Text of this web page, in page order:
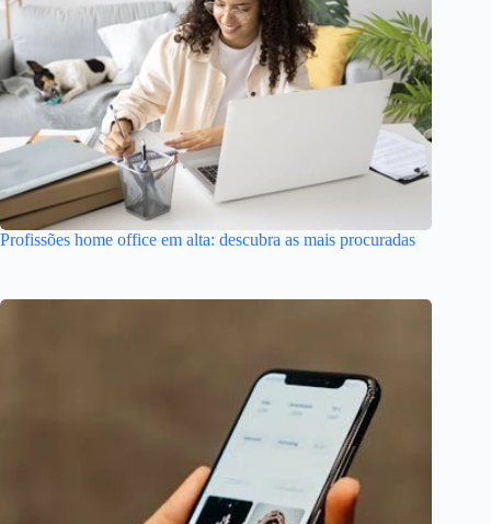
Profissões home office em alta: descubra as mais procuradas